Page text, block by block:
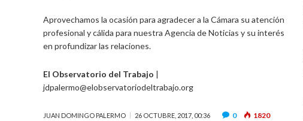
Aprovechamos la ocasión para agradecer a la Cámara su atención
profesional y cálida para nuestra Agencia de Noticias y su interés
en profundizar las relaciones.
El Observatorio del Trabajo |
jdpalermo@elobservatoriodeltrabajo.org
JUAN DOMINGO PALERMO 26 OCTUBRE, 2017, 00:36 0 1820